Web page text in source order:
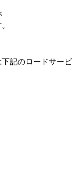
記のロードサービ